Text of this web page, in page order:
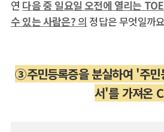
연 다음 중 일요일 오전에 열리는
수 있는 사람은? 의 정답은 무엇일까요
③주민등록증을 분실하여 '주
서'를 가져온